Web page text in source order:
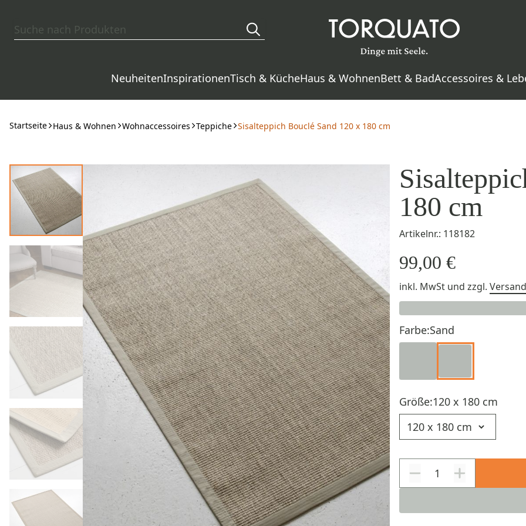
NeuheitenInspirationenTisch & KücheHaus & WohnenBett & BadAccessoires &
Startseite Haus & Wohnen Wohnaccessoires Teppiche Sisalteppich Bouclé Sand 120 x 180 cm
180 cm
Artikelnr.: 118182
99,00 €
inkl. MwSt und zzgl. Versand
Farbe:Sand
Größe:120 x 180 cm